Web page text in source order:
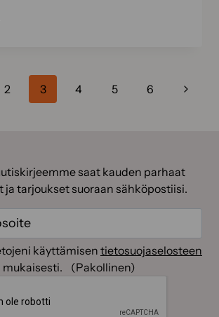
2 3 4 5 6
saat kauden parhaat
ja tarjoukset suoraan sähköpostiisi.
(Pakollinen)
(Pakollinen)käyttämisen tietosuojaselosteen
mukaisesti.
(Pakollinen)